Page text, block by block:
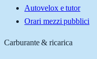
Autovelox e tutor
Orari mezzi pubblici
Carburante & ricarica